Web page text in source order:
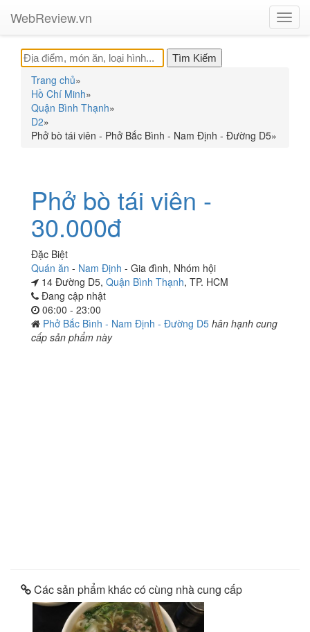
WebReview.vn
Trang chủ»
Hồ Chí Minh»
Quận Bình Thạnh»
D2»
Phở bò tái viên - Phở Bắc Bình - Nam Định - Đường D5»
Phở bò tái viên -
30.000đ
Đặc Biệt
Quán ăn - Nam Định - Gia đình, Nhóm hội
14 Đường D5, Quận Bình Thạnh, TP. HCM
Đang cập nhật
06:00 - 23:00
Phở Bắc Bình - Nam Định - Đường D5 hân hạnh cung
cấp sản phẩm này
Các sản phẩm khác có cùng nhà cung cấp